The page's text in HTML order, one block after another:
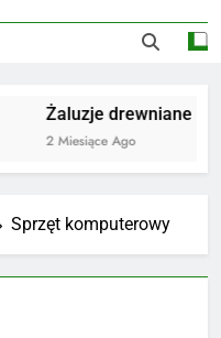
Żaluzje drewniane
2 Miesiące Ago
Sprzęt komputerowy